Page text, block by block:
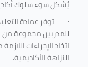
يُشكل سوء سلوك
· توفر عمادة
للمدربين مجموعة من
اتخاذ الإجراءات
النزاهة الأكاديمية.